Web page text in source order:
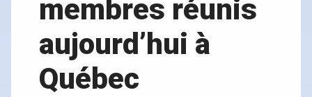
membres réunis
aujourd’hui à
Québec